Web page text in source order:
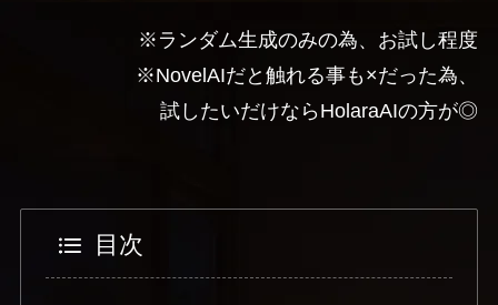
※ランダム生成のみの為、お試し程度
※NovelAIだと触れる事も×だった為、
試したいだけならHolaraAIの方が◎
目次